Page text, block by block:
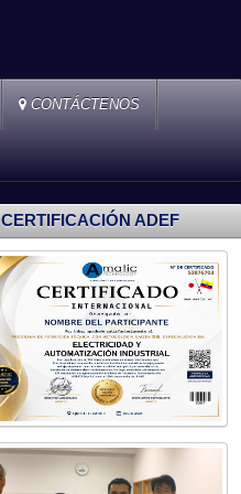
CONTÁCTENOS
CERTIFICACIÓN ADEF